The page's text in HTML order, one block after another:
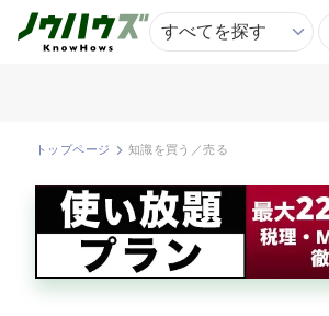
トップページ 知識を買う／売る